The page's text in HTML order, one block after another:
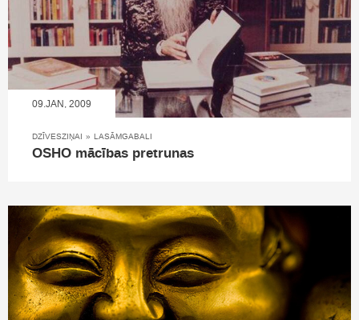
09.JAN, 2009
DZĪVESZIŅAI » LASĀMGABALI
OSHO mācības pretrunas